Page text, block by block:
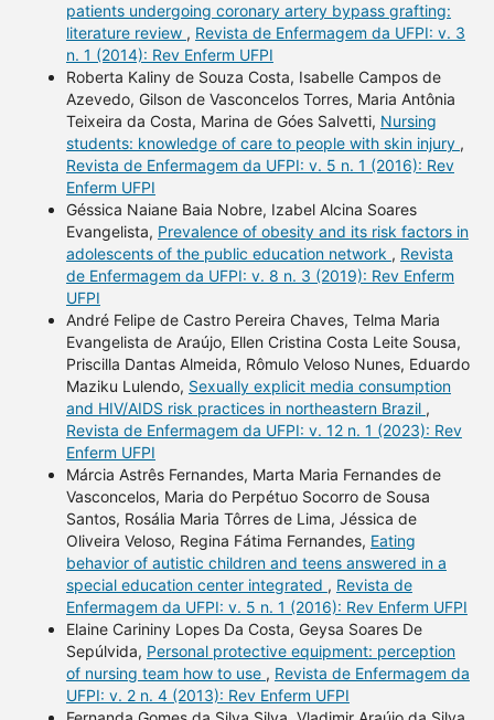
patients undergoing coronary artery bypass grafting:
literature review , Revista de Enfermagem da UFPI: v. 3
n. 1 (2014): Rev Enferm UFPI
Roberta Kaliny de Souza Costa, Isabelle Campos de
Azevedo, Gilson de Vasconcelos Torres, Maria Antônia
Teixeira da Costa, Marina de Góes Salvetti, Nursing
students: knowledge of care to people with skin injury ,
Revista de Enfermagem da UFPI: v. 5 n. 1 (2016): Rev
Enferm UFPI
Géssica Naiane Baia Nobre, Izabel Alcina Soares
Evangelista, Prevalence of obesity and its risk factors in
adolescents of the public education network , Revista
de Enfermagem da UFPI: v. 8 n. 3 (2019): Rev Enferm
UFPI
André Felipe de Castro Pereira Chaves, Telma Maria
Evangelista de Araújo, Ellen Cristina Costa Leite Sousa,
Priscilla Dantas Almeida, Rômulo Veloso Nunes, Eduardo
Maziku Lulendo, Sexually explicit media consumption
and HIV/AIDS risk practices in northeastern Brazil ,
Revista de Enfermagem da UFPI: v. 12 n. 1 (2023): Rev
Enferm UFPI
Márcia Astrês Fernandes, Marta Maria Fernandes de
Vasconcelos, Maria do Perpétuo Socorro de Sousa
Santos, Rosália Maria Tôrres de Lima, Jéssica de
Oliveira Veloso, Regina Fátima Fernandes, Eating
behavior of autistic children and teens answered in a
special education center integrated , Revista de
Enfermagem da UFPI: v. 5 n. 1 (2016): Rev Enferm UFPI
Elaine Carininy Lopes Da Costa, Geysa Soares De
Sepúlvida, Personal protective equipment: perception
of nursing team how to use , Revista de Enfermagem da
UFPI: v. 2 n. 4 (2013): Rev Enferm UFPI